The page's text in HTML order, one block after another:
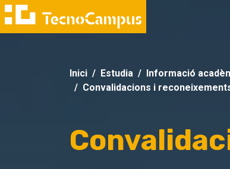
Inici Estudia Informació
Convalidacions i